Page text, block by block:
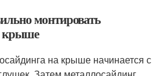
монтировать
крыше
на крыше начинается с